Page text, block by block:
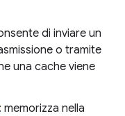
di inviare un
o tramite
una cache viene
: memorizza nella